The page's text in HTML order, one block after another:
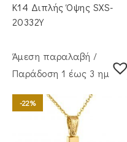
Κ14 Διπλής Όψης SXS-
20332Y
Άμεση παραλαβή /
Παράδoση 1 έως 3 ημέρες
-22%